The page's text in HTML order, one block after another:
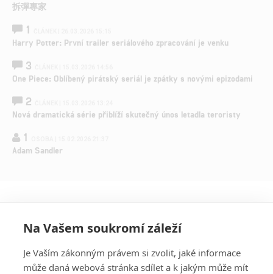
拆彈專家
1
Harry Potter: První trailer seriálového zpracování je venku
3
One Piece: Oblíbený pirátský seriál je zpátky s novými epizodami
2
Nová dramatická série přiblíží skutečný únos letadla teroristy
1
Adam Sandler
Na Vašem soukromí záleží
Je Vaším zákonným právem si zvolit, jaké informace
může daná webová stránka sdílet a k jakým může mít